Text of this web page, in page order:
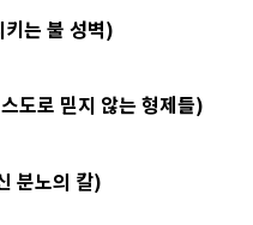
는 불 성벽)
도로 믿지 않는 형제들)
분노의 칼)